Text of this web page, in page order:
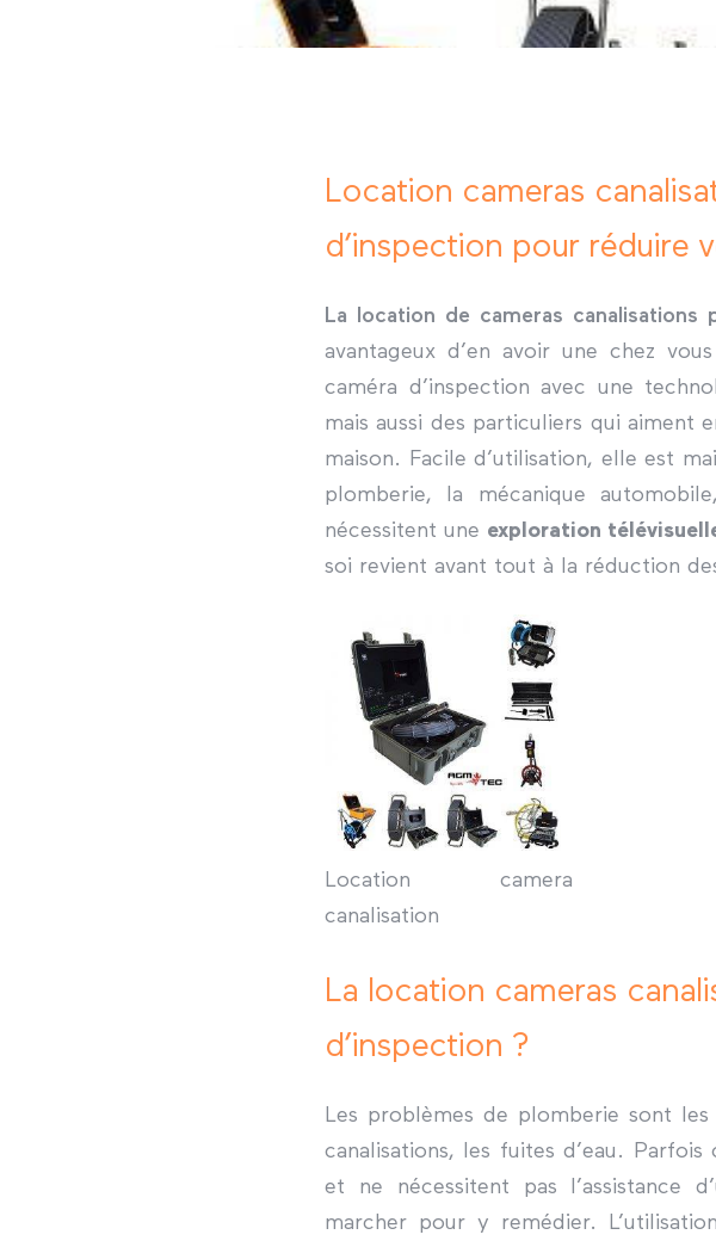
Location cameras
d’inspection pour réduire
La location de cameras
avantageux d’en avoir une chez
caméra d’inspection avec une
mais aussi des particuliers qui aiment
maison. Facile d’utilisation, elle est
plomberie, la mécanique
nécessitent une exploration
soi revient avant tout à la réduction
Location camera
canalisation
La location cameras
d’inspection ?
Les problèmes de plomberie sont
canalisations, les fuites d’eau.
et ne nécessitent pas l’assistance
marcher pour y remédier.